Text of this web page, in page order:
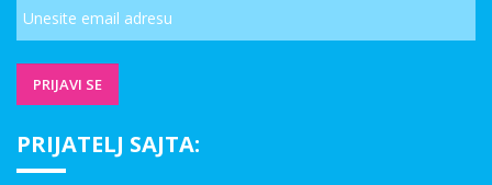
PRIJATELJ SAJTA: